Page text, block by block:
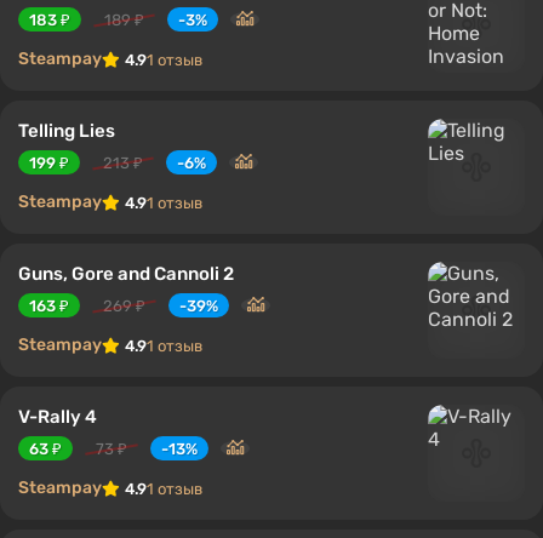
183 ₽ 189 ₽ -3%
Steampay 4.91 отзыв
Telling Lies
199 ₽ 213 ₽ -6%
Steampay 4.91 отзыв
Guns, Gore and Cannoli 2
163 ₽ 269 ₽ -39%
Steampay 4.91 отзыв
V-Rally 4
63 ₽ 73 ₽ -13%
Steampay 4.91 отзыв